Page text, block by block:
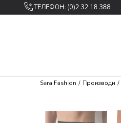
ТЕЛЕФОН: (0)2 32 18 388
Sara Fashion Производи